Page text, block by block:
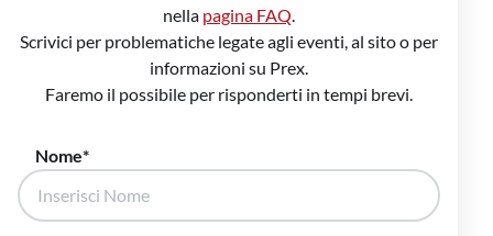
nella pagina FAQ
Scrivici per problematiche legate agli eventi, al sito o per
informazioni su Prex.
Faremo il possibile per risponderti in tempi brevi.
Nome